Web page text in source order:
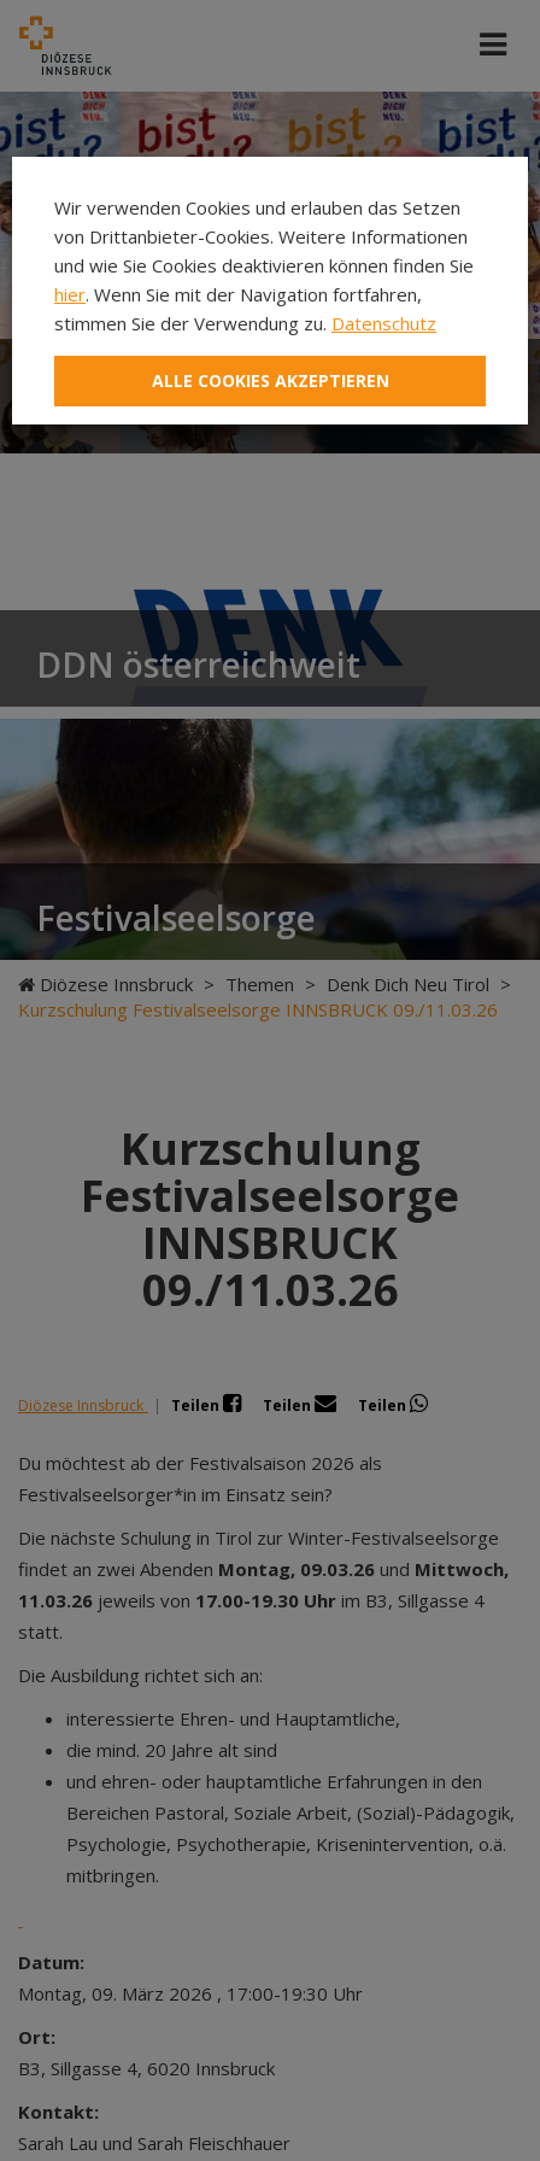
Was ist Denk Dich Neu?
DDN österreichweit
Festivalseelsorge
Diözese Innsbruck > Themen > Denk Dich Neu Tirol >
Kurzschulung Festivalseelsorge INNSBRUCK 09./11.03.26
Kurzschulung
Festivalseelsorge
INNSBRUCK
09./11.03.26
Diözese Innsbruck | Teilen Teilen Teilen
Du möchtest ab der Festivalsaison 2026 als
Festivalseelsorger*in im Einsatz sein?
Die nächste Schulung in Tirol zur Winter-Festivalseelsorge
findet an zwei Abenden Montag, 09.03.26 und Mittwoch,
11.03.26 jeweils von 17.00-19.30 Uhr im B3, Sillgasse 4
statt.
Die Ausbildung richtet sich an:
interessierte Ehren- und Hauptamtliche,
die mind. 20 Jahre alt sind
und ehren- oder hauptamtliche Erfahrungen in den
Bereichen Pastoral, Soziale Arbeit, (Sozial)-Pädagogik,
Psychologie, Psychotherapie, Krisenintervention, o.ä.
mitbringen.
Datum:
Montag, 09. März 2026 , 17:00-19:30 Uhr
Ort:
B3, Sillgasse 4, 6020 Innsbruck
Kontakt:
Sarah Lau und Sarah Fleischhauer
Wir verwenden Cookies und erlauben das Setzen
von Drittanbieter-Cookies. Weitere Informationen
und wie Sie Cookies deaktivieren können finden Sie
hier. Wenn Sie mit der Navigation fortfahren,
stimmen Sie der Verwendung zu. Datenschutz
ALLE COOKIES AKZEPTIEREN